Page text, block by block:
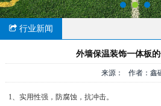
行业新闻
外墙保温装饰一体板
来源： 作者：鑫
1、实用性强，防腐蚀，抗冲击。